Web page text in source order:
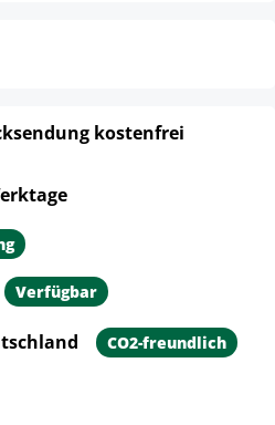
kostenfrei
Verfügbar
CO2-freundlich
anzeigen